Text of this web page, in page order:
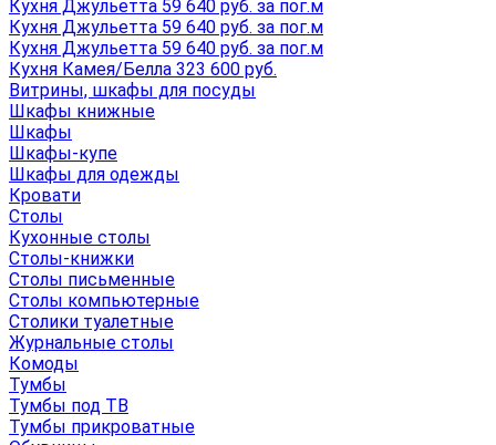
Кухня Джульетта 59 640 руб. за пог.м
Кухня Джульетта 59 640 руб. за пог.м
Кухня Джульетта 59 640 руб. за пог.м
Кухня Камея/Белла 323 600 руб.
Витрины, шкафы для посуды
Шкафы книжные
Шкафы
Шкафы-купе
Шкафы для одежды
Кровати
Столы
Кухонные столы
Столы-книжки
Столы письменные
Столы компьютерные
Столики туалетные
Журнальные столы
Комоды
Тумбы
Тумбы под ТВ
Тумбы прикроватные